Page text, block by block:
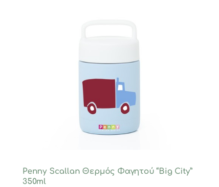
επιλογές
επιλεγούν
σελίδα
Penny Scallan Θερμός Φαγητού “Big City”
350ml